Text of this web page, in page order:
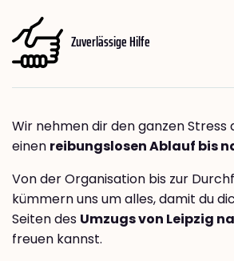
Zuverlässige Hilfe
Wir nehmen dir den ganzen Stress
einen reibungslosen Ablauf bis
Von der Organisation bis zur
kümmern uns um alles, damit du
Seiten des Umzugs von Leipzig
freuen kannst.